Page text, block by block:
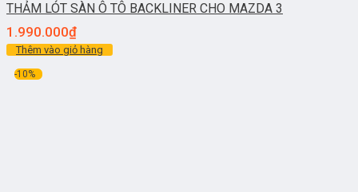
THẢM LÓT SÀN Ô TÔ BACKLINER CHO MAZDA 3
1.990.000₫
Thêm vào giỏ hàng
-10%